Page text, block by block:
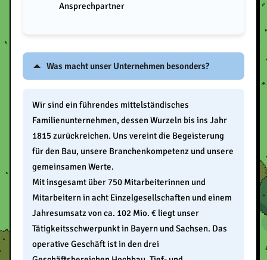
Ansprechpartner
Was macht unser Unternehmen besonders?
Wir sind ein führendes mittelständisches
Familienunternehmen, dessen Wurzeln bis ins Jahr
1815 zurückreichen. Uns vereint die Begeisterung
für den Bau, unsere Branchenkompetenz und unsere
gemeinsamen Werte.
Mit insgesamt über 750 Mitarbeiterinnen und
Mitarbeitern in acht Einzelgesellschaften und einem
Jahresumsatz von ca. 102 Mio. € liegt unser
Tätigkeitsschwerpunkt in Bayern und Sachsen. Das
operative Geschäft ist in den drei